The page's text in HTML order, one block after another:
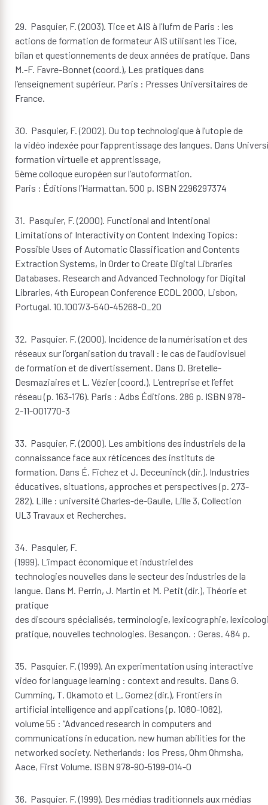
29. Pasquier, F. (2003). Tice et AIS à l’Iufm de Paris : les
actions de formation de formateur AIS utilisant les Tice,
bilan et questionnements de deux années de pratique. Dans
M.-F. Favre-Bonnet (coord.), Les pratiques dans
l’enseignement supérieur. Paris : Presses Universitaires de
France.
30. Pasquier, F. (2002). Du top technologique à l’utopie de
la vidéo indexée pour l’apprentissage des langues. Dans
formation virtuelle et apprentissage,
5ème colloque européen sur l’autoformation.
Paris : Éditions l’Harmattan. 500 p. ISBN 2296297374
31. Pasquier, F. (2000). Functional and Intentional
Limitations of Interactivity on Content Indexing Topics:
Possible Uses of Automatic Classification and Contents
Extraction Systems, in Order to Create Digital Libraries
Databases. Research and Advanced Technology for Digital
Libraries, 4th European Conference ECDL 2000, Lisbon,
Portugal. 10.1007/3-540-45268-0_20
32. Pasquier, F. (2000). Incidence de la numérisation et des
réseaux sur l’organisation du travail : le cas de l’audiovisuel
de formation et de divertissement. Dans D. Bretelle-
Desmaziaires et L. Vézier (coord.), L’entreprise et l’effet
réseau (p. 163-176). Paris : Adbs Éditions. 286 p. ISBN 978-
2-11-001770-3
33. Pasquier, F. (2000). Les ambitions des industriels de la
connaissance face aux réticences des instituts de
formation. Dans É. Fichez et J. Deceuninck (dir.), Industries
éducatives, situations, approches et perspectives (p. 273-
282). Lille : université Charles-de-Gaulle, Lille 3, Collection
UL3 Travaux et Recherches.
34. Pasquier, F.
(1999). L’impact économique et industriel des
technologies nouvelles dans le secteur des industries de la
langue. Dans M. Perrin, J. Martin et M. Petit (dir.), Théorie et
pratique
des discours spécialisés, terminologie, lexicographie,
pratique, nouvelles technologies. Besançon. : Geras. 484 p.
35. Pasquier, F. (1999). An experimentation using interactive
video for language learning : context and results. Dans G.
Cumming, T. Okamoto et L. Gomez (dir.), Frontiers in
artificial intelligence and applications (p. 1080-1082),
volume 55 : “Advanced research in computers and
communications in education, new human abilities for the
networked society. Netherlands: Ios Press, Ohm Ohmsha,
Aace, First Volume. ISBN 978-90-5199-014-0
36. Pasquier, F. (1999). Des médias traditionnels aux médias